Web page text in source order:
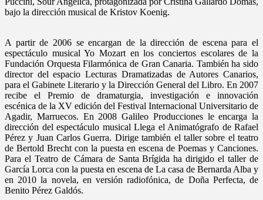
bajo la dirección musical de Kristov Koenig.
A partir de 2006 se encargan de la dirección de escena para el
espectáculo musical Yo Mozart en los conciertos escolares de la
Fundación Orquesta Filarmónica de Gran Canaria. También ha sido
director del espacio Lecturas Dramatizadas de Autores Canarios,
para el Gabinete Literario y la Dirección General del Libro. En 2007
recibe el Premio de dramaturgia, investigación e innovación
escénica de la XV edición del Festival Internacional Universitario de
Agadir, Marruecos. En 2008 Galileo Producciones le encarga la
dirección del espectáculo musical Llega el Animatógrafo de Rafael
Pérez y Juan Carlos Guerra. Dirige también el taller sobre el teatro
de Bertold Brecht con la puesta en escena de Poemas y Canciones.
Para el Teatro de Cámara de Santa Brígida ha dirigido el taller de
García Lorca con la puesta en escena de La casa de Bernarda Alba y
en 2010 la novela, en versión radiofónica, de Doña Perfecta, de
Benito Pérez Galdós.